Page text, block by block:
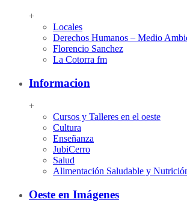
+
Locales
Derechos Humanos – Medio
Florencio Sanchez
La Cotorra fm
Informacion
+
Cursos y Talleres en el oeste
Cultura
Enseñanza
JubiCerro
Salud
Alimentación Saludable y
Oeste en Imágenes